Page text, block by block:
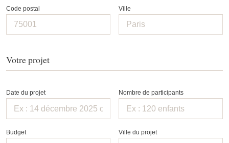
Code postal Ville
Votre projet
Date du projet Nombre de participants
Budget Ville du projet